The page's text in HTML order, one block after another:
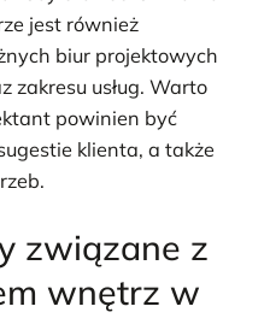
jest również
biur projektowych
zakresu usług. Warto
powinien być
klienta, a także
związane z
wnętrz w